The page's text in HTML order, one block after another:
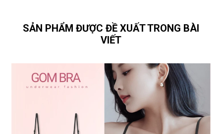
SẢN PHẨM ĐƯỢC ĐỀ XUẤT TRONG BÀI
VIẾT